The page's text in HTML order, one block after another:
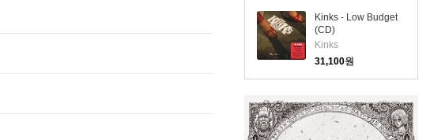
Kinks - Low Budget
(CD)
Kinks
31,100원